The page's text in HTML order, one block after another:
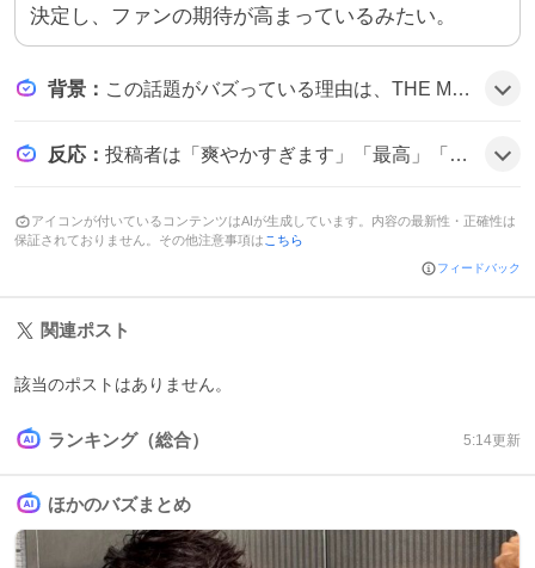
決定し、ファンの期待が高まっているみたい。
背景 ： この話題がバズっている理由は、THE MUSIC DAYが毎年夏に開催される大規模音楽イベントで、今年は14年連続で櫻井翔が司会を務めることが話題になっているからだ。新ビジュアルが爽やかな夏のイメージで公開されたことがファンのワクワク感を呼び、SNSで拡散された可能性がある。
反応 ： 投稿者は「爽やかすぎます」「最高」「楽しみです」などと歓喜の声を上げ、ビジュアルの美しさや櫻井翔への感謝を「ありがとう」と表現している様子がうかがえる。
アイコンが付いているコンテンツはAIが生成しています。内容の最新性・正確性は
保証されておりません。その他注意事項は こちら
フィードバック
関連ポスト
該当のポストはありません。
ランキング（総合） 5:14更新
ほかのバズまとめ